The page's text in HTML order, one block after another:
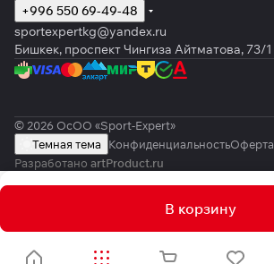
В корзину
+996 550 69-49-48
sportexpertkg@yandex.ru
Бишкек, проспект Чингиза Айтматова, 73/1
© 2026 ОсОО «Sport-Expert»
Темная тема
КонфиденциальностьОферта
Разработано artProduct.ru